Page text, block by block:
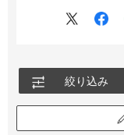
絞り込み